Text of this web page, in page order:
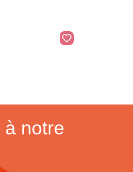
à notre